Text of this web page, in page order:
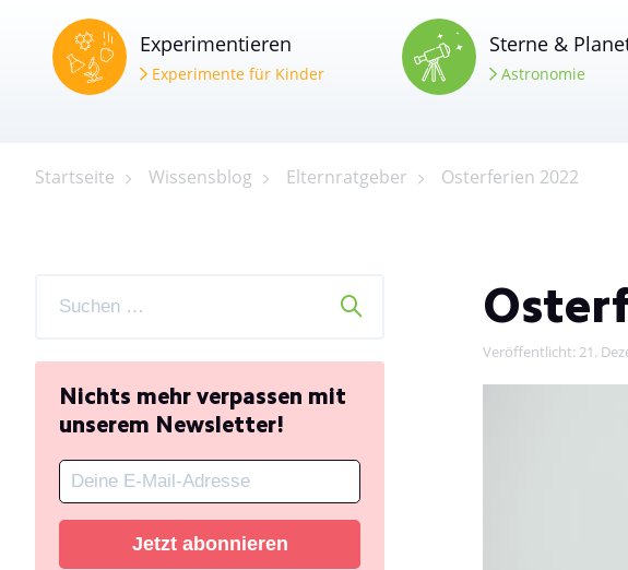
Experimentieren
Experimente für Kinder
Sterne &
Astronomie
Startseite Wissensblog Elternratgeber Osterferien 2022
Nichts mehr verpassen mit
unserem Newsletter!
Jetzt abonnieren
Veröffentlicht: 21.